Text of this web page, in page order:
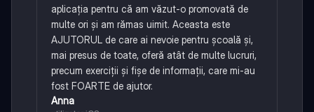
aplicația pentru că am văzut-o promovată de
multe ori și am rămas uimit. Aceasta este
AJUTORUL de care ai nevoie pentru școală și,
mai presus de toate, oferă atât de multe lucruri,
precum exerciții și fișe de informații, care mi-au
fost FOARTE de ajutor.
Anna